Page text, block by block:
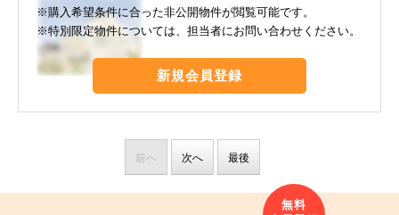
※購入希望条件に合った非公開物件が閲覧可能です。
※特別限定物件については、担当者にお問い合わせください。
新規会員登録
前へ 次へ 最後